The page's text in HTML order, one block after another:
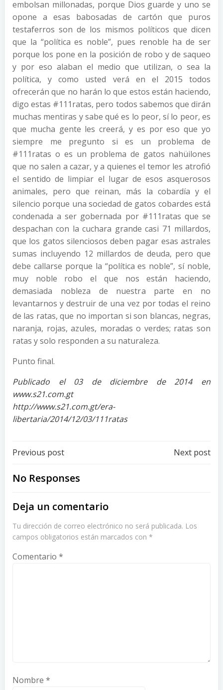
embolsan millonadas, porque Dios guarde y uno se
opone a esas babosadas de cartón que puros
testaferros son de los mismos políticos que dicen
que la “política es noble”, pues renoble ha de ser
porque los pone en la posición de robo y de saqueo
y por eso alaban el medio que utilizan, o sea la
política, y como usted verá en el 2015 todos
ofrecerán que no harán lo que estos están haciendo,
digo estas #111ratas, pero todos sabemos que dirán
muchas mentiras y sabe qué es lo peor, sí lo peor, es
que mucha gente les creerá, y es por eso que yo
siempre me pregunto si es un problema de
#111ratas o es un problema de gatos nahüilones
que no salen a cazar, y a quienes el temor les atrofió
el sentido de limpiar el lugar de esos asquerosos
animales, pero que reinan, más la cobardía y el
silencio porque una sociedad de gatos cobardes está
condenada a ser gobernada por #111ratas que se
despachan con la cuchara grande casi 71 millardos,
que los gatos silenciosos deben pagar esas astrales
sumas incluyendo 12 millardos de deuda, pero que
debe callarse porque la “política es noble”, sí noble,
muy noble robo el que nos están haciendo,
demasiada nobleza de nuestra parte en no
levantarnos y destruir de una vez por todas el reino
de las ratas, que no importan si son blancas, negras,
naranja, rojas, azules, moradas o verdes; ratas son
ratas y solo responden a su naturaleza.
Punto final.
Publicado el 03 de diciembre de 2014 en
www.s21.com.gt
http://www.s21.com.gt/era-
libertaria/2014/12/03/111ratas
Post
navigation
Previous post Next post
No Responses
Deja un comentario
Tu dirección de correo electrónico no será publicada. Los
campos obligatorios están marcados con *
Comentario *
Nombre *